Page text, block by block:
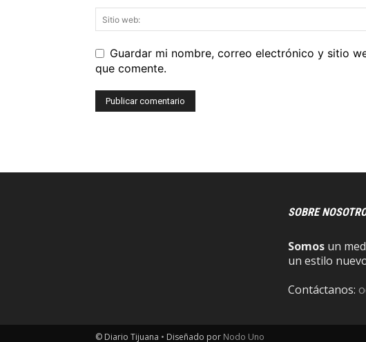
Guardar mi nombre, correo electrónico y sitio
que comente.
SOBRE
Somos un
un estilo
Contáctanos:
© Diario Tijuana • Diseñado por Nodo Uno